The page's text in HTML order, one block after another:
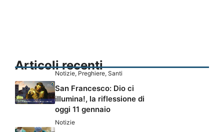
Articoli recenti
Notizie, Preghiere, Santi
San Francesco: Dio ci
illumina!, la riflessione di
oggi 11 gennaio
Notizie